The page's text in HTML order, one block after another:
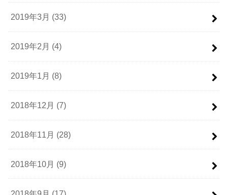
2019年3月 (33)
2019年2月 (4)
2019年1月 (8)
2018年12月 (7)
2018年11月 (28)
2018年10月 (9)